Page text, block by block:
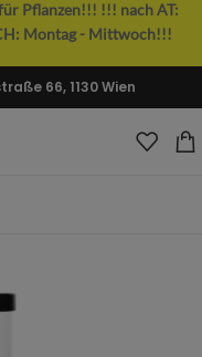
Pflanzen!!! !!! nach AT:
Montag - Mittwoch!!!
66, 1130 Wien